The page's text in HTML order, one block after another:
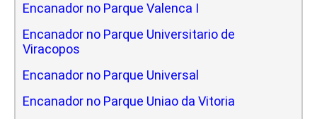
Encanador no Parque Valenca I
Encanador no Parque Universitario de
Viracopos
Encanador no Parque Universal
Encanador no Parque Uniao da Vitoria